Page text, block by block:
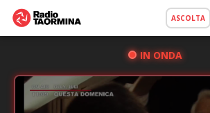
ASCOLTA
IN ONDA